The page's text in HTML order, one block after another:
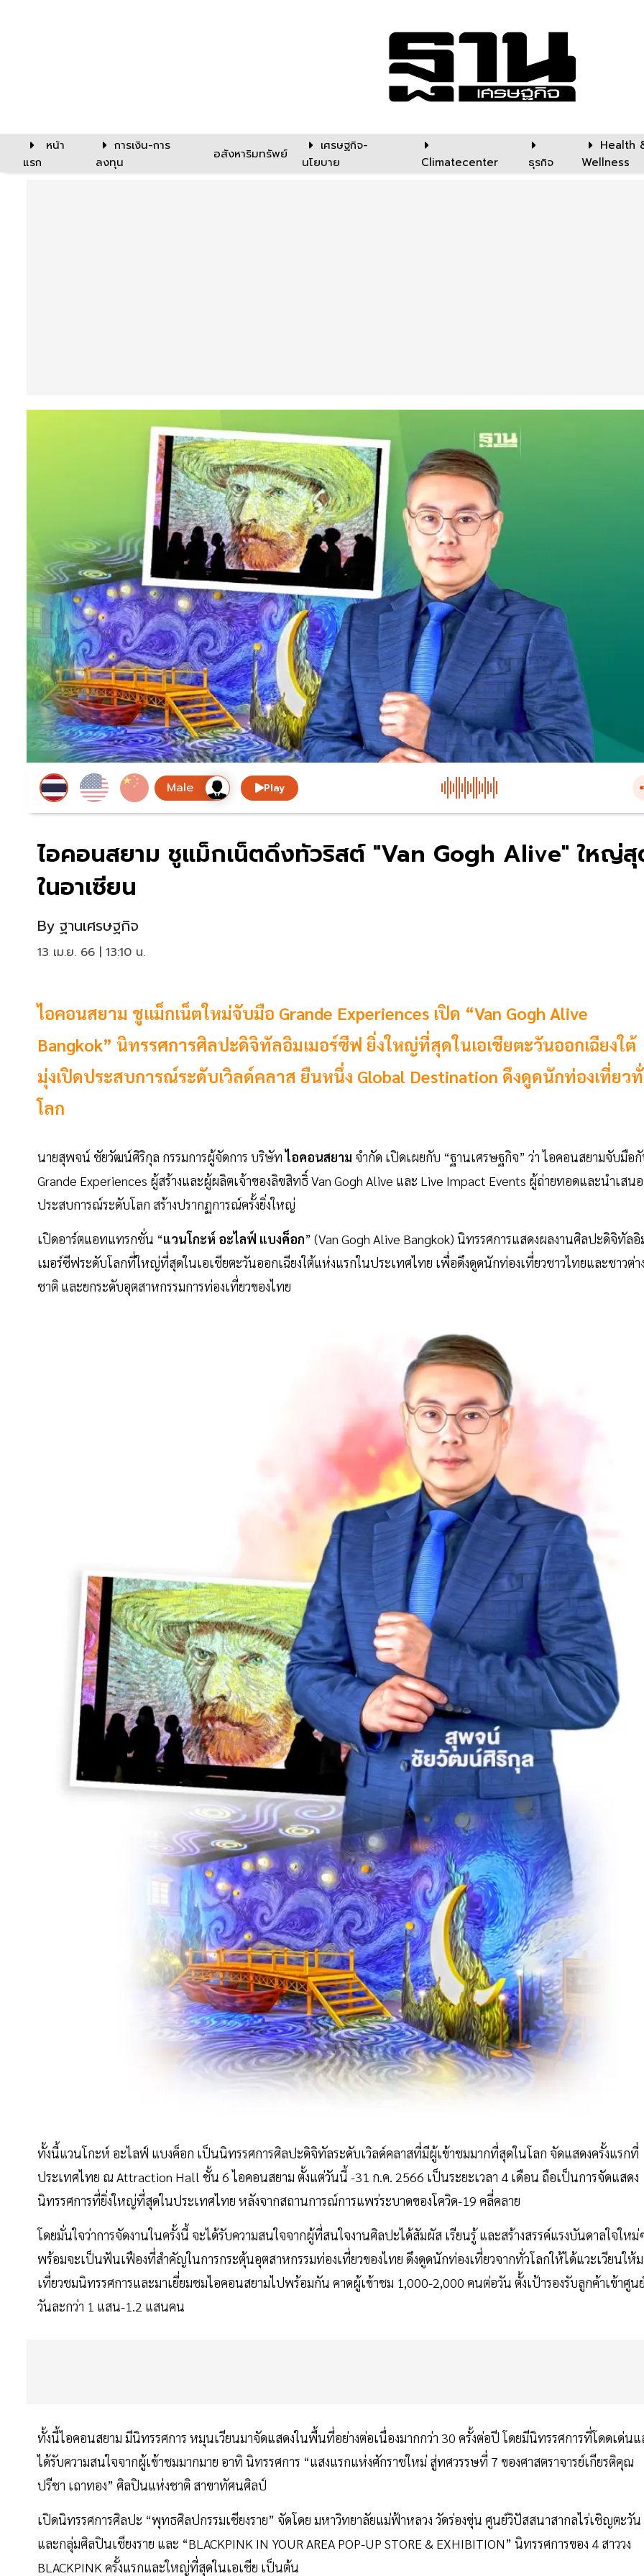
หน้า
แรก
การเงิน-การ
ลงทุน
อสังหาริมทรัพย์
เศรษฐกิจ-
นโยบาย
Climatecenter ธุรกิจ
Health
Wellness
Play
ไอคอนสยาม ชูแม็กเน็ตดึงทัวริสต์ "Van Gogh Alive" ใหญ่
ในอาเซียน
By ฐานเศรษฐกิจ
13 เม.ย. 66 | 13:10 น.
ไอคอนสยาม ชูแม็กเน็ตใหม่จับมือ Grande Experiences เปิด “Van Gogh Alive
Bangkok” นิทรรศการศิลปะดิจิทัลอิมเมอร์ซีฟ ยิ่งใหญ่ที่สุดในเอเชียตะวันออกเฉียงใต้
มุ่งเปิดประสบการณ์ระดับเวิลด์คลาส ยืนหนึ่ง Global Destination ดึงดูดนักท่องเที่ยว
โลก
นายสุพจน์ ชัยวัฒน์ศิริกุล กรรมการผู้จัดการ บริษัทไอคอนสยาม จำกัด เปิดเผยกับ “ฐานเศรษฐกิจ” ว่า ไอคอนสยามจับมือ
Grande Experiences ผู้สร้างและผู้ผลิตเจ้าของลิขสิทธิ์ Van Gogh Alive และ Live Impact Events ผู้ถ่ายทอดและนำเสนอ
ประสบการณ์ระดับโลก สร้างปรากฏการณ์ครั้งยิ่งใหญ่
เปิดอาร์ตแอทแทรกชั่น “แวนโกะห์ อะไลฟ์ แบงค็อก” (Van Gogh Alive Bangkok) นิทรรศการแสดงผลงานศิลปะดิจิทัลอิ
เมอร์ซีฟระดับโลกที่ใหญ่ที่สุดในเอเชียตะวันออกเฉียงใต้แห่งแรกในประเทศไทย เพื่อดึงดูดนักท่องเที่ยวชาวไทยและชาวต่า
ชาติ และยกระดับอุตสาหกรรมการท่องเที่ยวของไทย
ทั้งนี้แวนโกะห์ อะไลฟ์ แบงค็อก เป็นนิทรรศการศิลปะดิจิทัลระดับเวิลด์คลาสที่มีผู้เข้าชมมากที่สุดในโลก จัดแสดงครั้งแรกที่
ประเทศไทย ณ Attraction Hall ชั้น 6 ไอคอนสยาม ตั้งแต่วันนี้ -31 ก.ค. 2566 เป็นระยะเวลา 4 เดือน ถือเป็นการจัดแสดง
นิทรรศการที่ยิ่งใหญ่ที่สุดในประเทศไทย หลังจากสถานการณ์การแพร่ระบาดของโควิด-19 คลี่คลาย
โดยมั่นใจว่าการจัดงานในครั้งนี้ จะได้รับความสนใจจากผู้ที่สนใจงานศิลปะได้สัมผัส เรียนรู้ และสร้างสรรค์แรงบันดาลใจใหม่
พร้อมจะเป็นฟันเฟืองที่สำคัญในการกระตุ้นอุตสาหกรรมท่องเที่ยวของไทย ดึงดูดนักท่องเที่ยวจากทั่วโลกให้ได้แวะเวียนให้
เที่ยวชมนิทรรศการและมาเยี่ยมชมไอคอนสยามไปพร้อมกัน คาดผู้เข้าชม 1,000-2,000 คนต่อวัน ตั้งเป้ารองรับลูกค้าเข้าศูน
วันละกว่า 1 แสน-1.2 แสนคน
ทั้งนี้ไอคอนสยาม มีนิทรรศการ หมุนเวียนมาจัดแสดงในพื้นที่อย่างต่อเนื่องมากกว่า 30 ครั้งต่อปี โดยมีนิทรรศการที่โดดเด่นแ
ได้รับความสนใจจากผู้เข้าชมมากมาย อาทิ นิทรรศการ “แสงแรกแห่งศักราชใหม่ สู่ทศวรรษที่ 7 ของศาสตราจารย์เกียรติคุณ
ปรีชา เถาทอง” ศิลปินแห่งชาติ สาขาทัศนศิลป์
เปิดนิทรรศการศิลปะ “พุทธศิลปกรรมเชียงราย” จัดโดย มหาวิทยาลัยแม่ฟ้าหลวง วัดร่องขุ่น ศูนย์วิปัสสนาสากลไร่เชิญตะวัน
และกลุ่มศิลปินเชียงราย และ “BLACKPINK IN YOUR AREA POP-UP STORE & EXHIBITION” นิทรรศการของ 4 สาววง
BLACKPINK ครั้งแรกและใหญ่ที่สุดในเอเชีย เป็นต้น